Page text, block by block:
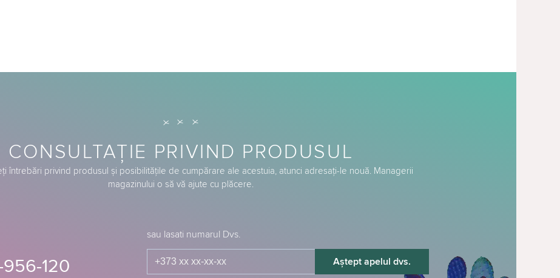
CONSULTAȚIE PRIVIND PRODUSUL
întrebări privind produsul și posibilitățile de cumpărare ale acestuia, atunci adresați-le nouă. Managerii
magazinului o să vă ajute cu plăcere.
sau lasati numarul Dvs.
120 Aștept apelul dvs.